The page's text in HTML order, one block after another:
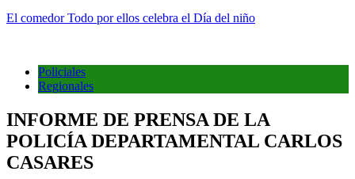
El comedor Todo por ellos celebra el Día del niño
Policiales
Regionales
INFORME DE PRENSA DE LA
POLICÍA DEPARTAMENTAL CARLOS
CASARES